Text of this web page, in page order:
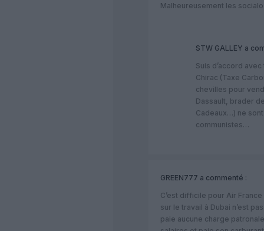
Malheureusement les
STW GALLEY a
Suis d’accord
Chirac (Taxe
chevilles pour
Dassault, brader
Cadeaux…) ne
communistes…
GREEN777 a commenté :
C’est difficile pour Air
sur le travail à Dubai n’est
paie aucune charge